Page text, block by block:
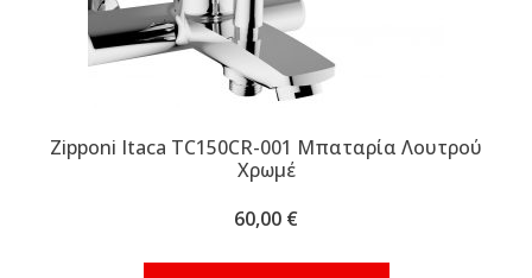
Zipponi Itaca TC150CR-001 Μπαταρία Λουτρού
Χρωμέ
60,00 €